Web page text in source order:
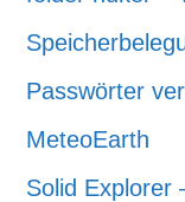
Passwörter
MeteoEarth
Solid Explorer